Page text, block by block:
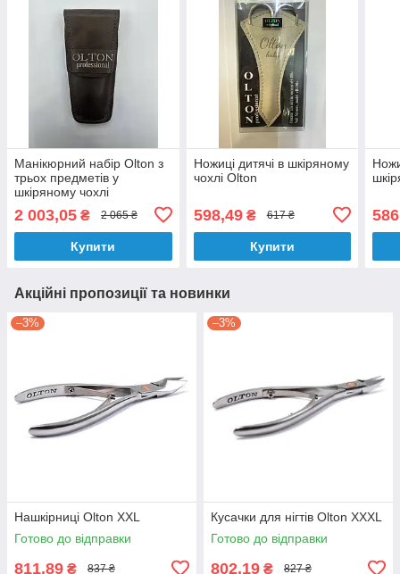
Манікюрний набір Olton з
трьох предметів у
шкіряному чохлі
2 003,05 ₴ 2 065 ₴
Купити
Ножиці дитячі в шкіряному
чохлі Olton
598,49₴ 617 ₴
Купити
Акційні пропозиції та новинки
–3%
Нашкірниці Olton XXL
Готово до відправки
811,89 ₴ 837 ₴
–3%
Кусачки для нігтів Olton XXXL
Готово до відправки
802,19 ₴ 827 ₴